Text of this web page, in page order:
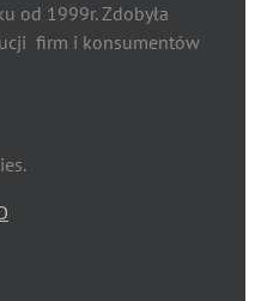
od 1999r. Zdobyła
firm i konsumentów